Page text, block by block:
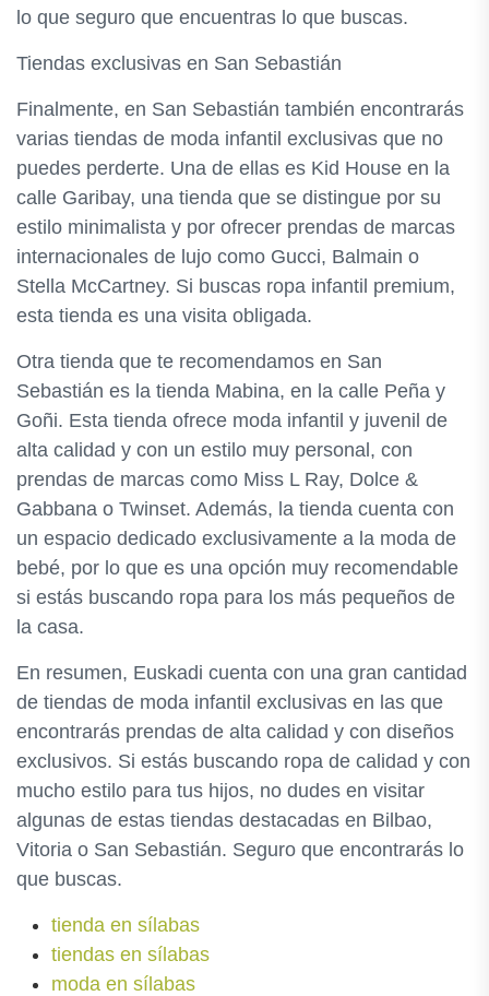
lo que seguro que encuentras lo que buscas.
Tiendas exclusivas en San Sebastián
Finalmente, en San Sebastián también encontrarás
varias tiendas de moda infantil exclusivas que no
puedes perderte. Una de ellas es Kid House en la
calle Garibay, una tienda que se distingue por su
estilo minimalista y por ofrecer prendas de marcas
internacionales de lujo como Gucci, Balmain o
Stella McCartney. Si buscas ropa infantil premium,
esta tienda es una visita obligada.
Otra tienda que te recomendamos en San
Sebastián es la tienda Mabina, en la calle Peña y
Goñi. Esta tienda ofrece moda infantil y juvenil de
alta calidad y con un estilo muy personal, con
prendas de marcas como Miss L Ray, Dolce &
Gabbana o Twinset. Además, la tienda cuenta con
un espacio dedicado exclusivamente a la moda de
bebé, por lo que es una opción muy recomendable
si estás buscando ropa para los más pequeños de
la casa.
En resumen, Euskadi cuenta con una gran cantidad
de tiendas de moda infantil exclusivas en las que
encontrarás prendas de alta calidad y con diseños
exclusivos. Si estás buscando ropa de calidad y con
mucho estilo para tus hijos, no dudes en visitar
algunas de estas tiendas destacadas en Bilbao,
Vitoria o San Sebastián. Seguro que encontrarás lo
que buscas.
tienda en sílabas
tiendas en sílabas
moda en sílabas